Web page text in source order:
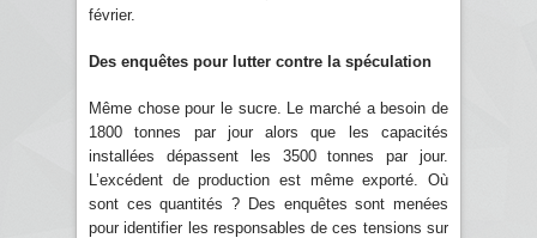
février.
Des enquêtes pour lutter contre la spéculation
Même chose pour le sucre. Le marché a besoin de
1800 tonnes par jour alors que les capacités
installées dépassent les 3500 tonnes par jour.
L’excédent de production est même exporté. Où
sont ces quantités ? Des enquêtes sont menées
pour identifier les responsables de ces tensions sur